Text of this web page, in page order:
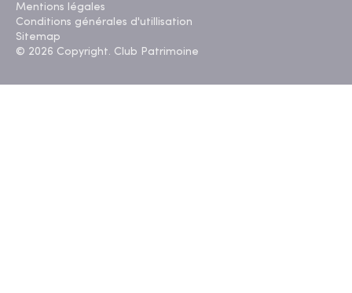
Mentions légales
Conditions générales d'utillisation
Sitemap
© 2026 Copyright. Club Patrimoine